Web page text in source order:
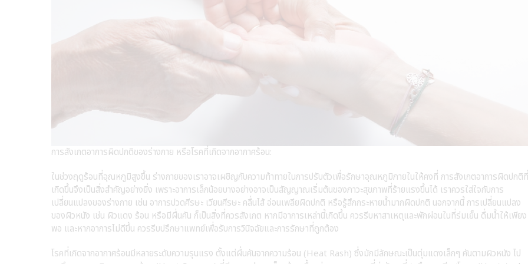
การสังเกตอาการผิดปกติของร่างกาย หรือโรคที่เกิดจากอากาศร้อน:
ในช่วงฤดูร้อนที่อุณหภูมิสูงขึ้น ร่างกายของเราอาจเผชิญกับความท้าทายในการปรับตัวเพื่อรักษาอุณหภูมิภายในให้คงที่ การสังเกตอาการผิดปกติที่
เกิดขึ้นจึงเป็นสิ่งสำคัญอย่างยิ่ง เพราะอาการเล็กน้อยบางอย่างอาจเป็นสัญญาณเริ่มต้นของภาวะสุขภาพที่ร้ายแรงขึ้นได้ เราควรใส่ใจกับการ
เปลี่ยนแปลงของร่างกาย เช่น อาการปวดศีรษะ เวียนศีรษะ คลื่นไส้ อ่อนเพลียผิดปกติ หรือรู้สึกกระหายน้ำมากผิดปกติ นอกจากนี้ การเปลี่ยนแปลง
ของผิวหนัง เช่น ผิวแดง ร้อน หรือมีผื่นคัน ก็เป็นสิ่งที่ควรสังเกต หากมีอาการเหล่านี้เกิดขึ้น ควรรีบหาสาเหตุและพักผ่อนในที่ร่มเย็น ดื่มน้ำให้เพียง
พอ และหากอาการไม่ดีขึ้น ควรรีบปรึกษาแพทย์เพื่อรับการวินิจฉัยและการรักษาที่ถูกต้อง
โรคที่เกิดจากอากาศร้อนมีหลายระดับความรุนแรง ตั้งแต่ผื่นคันจากความร้อน (Heat Rash) ซึ่งมักมีลักษณะเป็นตุ่มแดงเล็กๆ คันตามผิวหนัง ไป